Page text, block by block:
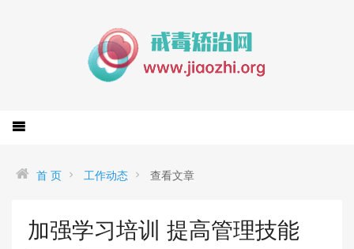
首 页 工作动态 查看文章
加强学习培训 提高管理技能